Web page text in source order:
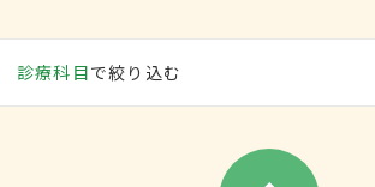
診療科目で絞り込む